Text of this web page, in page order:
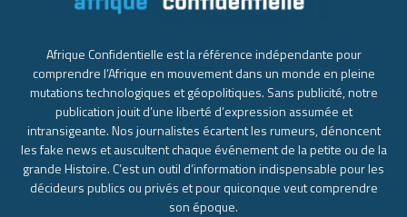
Afrique Confidentielle est la référence indépendante pour
comprendre l’Afrique en mouvement dans un monde en pleine
mutations technologiques et géopolitiques. Sans publicité, notre
publication jouit d’une liberté d’expression assumée et
intransigeante. Nos journalistes écartent les rumeurs, dénoncent
les fake news et auscultent chaque événement de la petite ou de la
grande Histoire. C’est un outil d’information indispensable pour les
décideurs publics ou privés et pour quiconque veut comprendre
son époque.